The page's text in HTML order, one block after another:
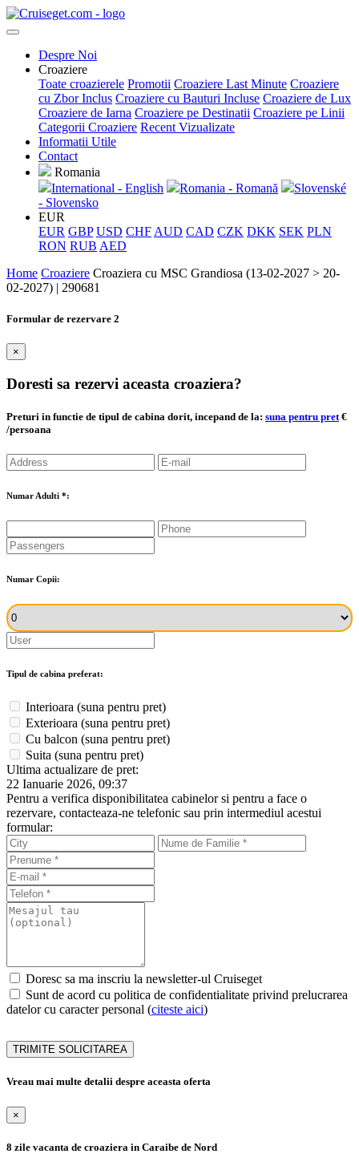
Despre Noi
Croaziere
Toate croazierele Promotii Croaziere Last Minute Croaziere
cu Zbor Inclus Croaziere cu Bauturi Incluse Croaziere de Lux
Croaziere de Iarna Croaziere pe Destinatii Croaziere pe Linii
Categorii Croaziere Recent Vizualizate
Informatii Utile
Contact
Romania
International - English
Romania - Romană
Slovenské
- Slovensko
EUR
EUR GBP USD CHF AUD CAD CZK DKK SEK PLN
RON RUB AED
Home Croaziere Croaziera cu MSC Grandiosa (13-02-2027 > 20-
02-2027) | 290681
Formular de rezervare 2
×
Doresti sa rezervi aceasta croaziera?
Preturi in functie de tipul de cabina dorit, incepand de la: suna pentru pret€
/persoana
Numar Adulti *:
Numar Copii:
Tipul de cabina preferat:
Interioara (suna pentru pret)
Exterioara (suna pentru pret)
Cu balcon (suna pentru pret)
Suita (suna pentru pret)
Ultima actualizare de pret:
22 Ianuarie 2026, 09:37
Pentru a verifica disponibilitatea cabinelor si pentru a face o
rezervare, contacteaza-ne telefonic sau prin intermediul acestui
formular:
Doresc sa ma inscriu la newsletter-ul Cruiseget
Sunt de acord cu politica de confidentialitate privind prelucrarea
datelor cu caracter personal (citeste aici)
TRIMITE SOLICITAREA
Vreau mai multe detalii despre aceasta oferta
×
8 zile vacanta de croaziera in Caraibe de Nord